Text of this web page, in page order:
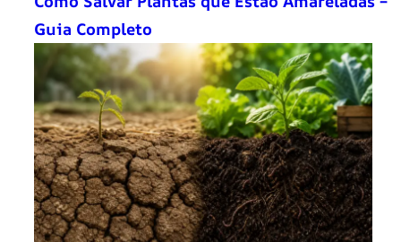
Guia Completo